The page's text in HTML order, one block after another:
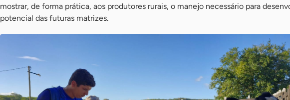
mostrar, de forma prática, aos produtores rurais, o manejo necessário para
potencial das futuras matrizes.